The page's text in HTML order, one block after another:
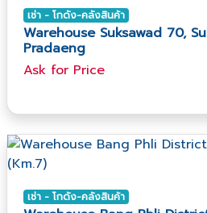
เช่า - โกดัง-คลังสินค้า
Warehouse Suksawad 70,
Pradaeng
Ask​ for​ Price
เช่า - โกดัง-คลังสินค้า